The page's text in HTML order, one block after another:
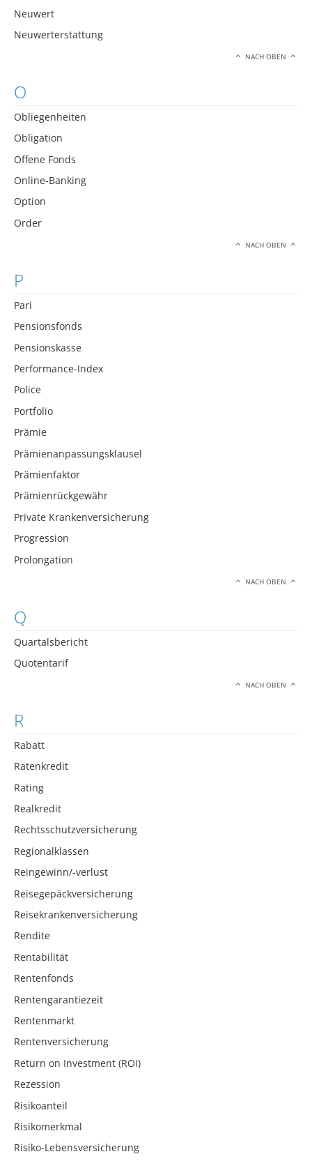
Neuwert
Neuwerterstattung
NACH OBEN
O
Obliegenheiten
Obligation
Offene Fonds
Online-Banking
Option
Order
NACH OBEN
P
Pari
Pensionsfonds
Pensionskasse
Performance-Index
Police
Portfolio
Prämie
Prämienanpassungsklausel
Prämienfaktor
Prämienrückgewähr
Private Krankenversicherung
Progression
Prolongation
NACH OBEN
Q
Quartalsbericht
Quotentarif
NACH OBEN
R
Rabatt
Ratenkredit
Rating
Realkredit
Rechtsschutzversicherung
Regionalklassen
Reingewinn/-verlust
Reisegepäckversicherung
Reisekrankenversicherung
Rendite
Rentabilität
Rentenfonds
Rentengarantiezeit
Rentenmarkt
Rentenversicherung
Return on Investment (ROI)
Rezession
Risikoanteil
Risikomerkmal
Risiko-Lebensversicherung